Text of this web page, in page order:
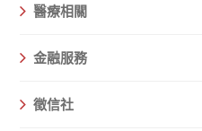
醫療相關
金融服務
徵信社